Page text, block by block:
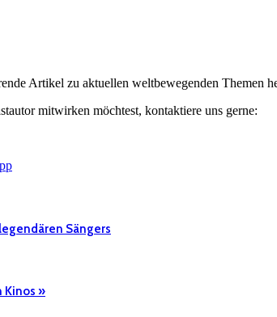
Artikel zu aktuellen weltbewegenden Themen
mitwirken möchtest, kontaktiere uns gerne:
Sängers
Kinos »